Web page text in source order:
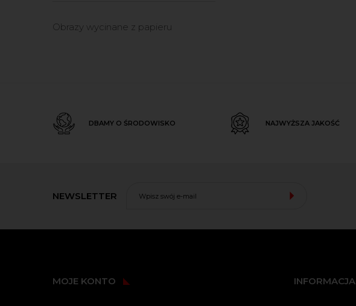
Obrazy wycinane z papieru
DBAMY O ŚRODOWISKO NAJWYŻSZA JAKOŚĆ
NEWSLETTER
MOJE KONTO INFORMACJA